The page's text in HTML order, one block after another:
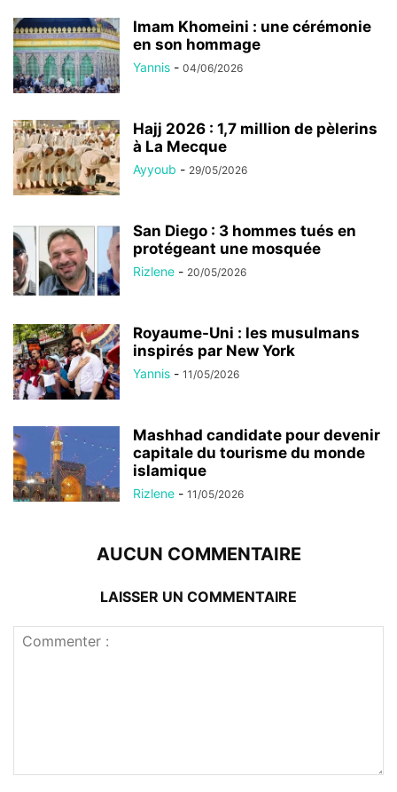
Imam Khomeini : une cérémonie
en son hommage
Yannis - 04/06/2026
Hajj 2026 : 1,7 million de pèlerins
à La Mecque
Ayyoub - 29/05/2026
San Diego : 3 hommes tués en
protégeant une mosquée
Rizlene - 20/05/2026
Royaume-Uni : les musulmans
inspirés par New York
Yannis - 11/05/2026
Mashhad candidate pour devenir
capitale du tourisme du monde
islamique
Rizlene - 11/05/2026
AUCUN COMMENTAIRE
LAISSER UN COMMENTAIRE